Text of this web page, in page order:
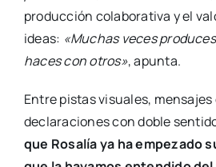
producción colaborativa y el
ideas: «Muchas veces
haces con otros», apunta.
Entre pistas visuales,
declaraciones con doble
que Rosalía ya ha empezado